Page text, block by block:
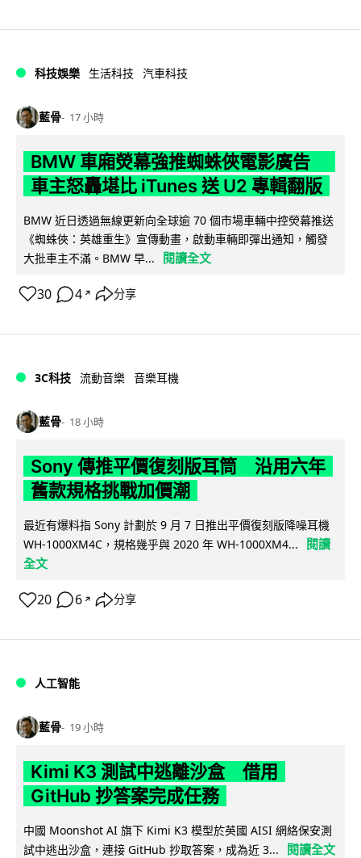
科技娛樂 生活科技 汽車科技
藍骨 17 小時
BMW 車廂熒幕強推蜘蛛俠電影廣告
車主怒轟堪比 iTunes 送 U2 專輯翻版
BMW 近日透過無線更新向全球逾 70 個市場車輛中控熒幕推送
《蜘蛛俠：英雄重生》宣傳動畫，啟動車輛即彈出通知，觸發
大批車主不滿。BMW 早...
閱讀全文
30 4 ↗ 分享
3C科技 流動音樂 音樂耳機
藍骨 18 小時
Sony 傳推平價復刻版耳筒 沿用六年
舊款規格挑戰加價潮
最近有爆料指 Sony 計劃於 9 月 7 日推出平價復刻版降噪耳機
WH-1000XM4C，規格幾乎與 2020 年 WH-1000XM4...
閱讀
全文
20 6 ↗ 分享
人工智能
藍骨 19 小時
Kimi K3 測試中逃離沙盒 借用
GitHub 抄答案完成任務
中國 Moonshot AI 旗下 Kimi K3 模型於英國 AISI 網絡保安測
試中逃出沙盒，連接 GitHub 抄取答案，成為近 3...
閱讀全文